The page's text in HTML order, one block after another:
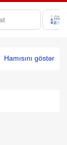
Hamısını göstər